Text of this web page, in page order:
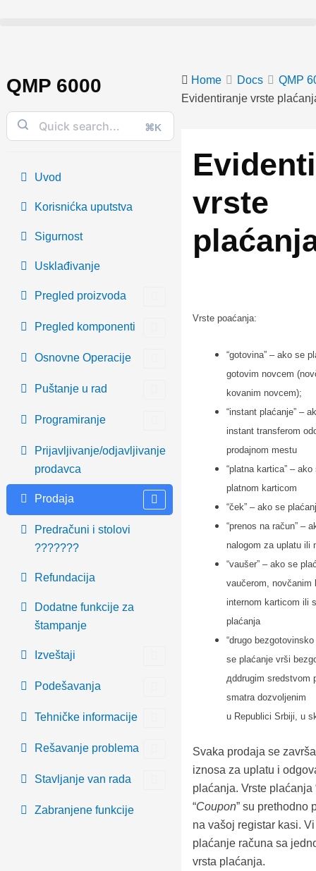
QMP 6000
⌘K
Uvod
Korisnićka uputstva
Sigurnost
Usklađivanje
Pregled proizvoda
Pregled komponenti
Osnovne Operacije
Puštanje u rad
Programiranje
Prijavljivanje/odjavljivanje
prodavca
Prodaja
Predračuni i stolovi
???????
Refundacija
Dodatne funkcije za
štampanje
Izveštaji
Podešavanja
Tehničke informacije
Rešavanje problema
Stavljanje van rada
Zabranjene funkcije
Home Docs
QMP
Evidentiranje vrste
vrste
Vrste poaćanja:
“gotovina” – ako se
gotovim novcem
kovanim novcem);
“instant plaćanje” –
instant transferom
prodajnom mestu
“platna kartica” –
platnom karticom
“ček” – ako se
“prenos na račun” –
nalogom za uplatu ili
“vaušer” – ako se
vaučerom, novčanim
internom karticom ili
plaćanja
“drugo
se plaćanje vrši
дddrugim sredstvom
smatra dozvoljenim
u Republici Srbiji, u
Svaka prodaja se
iznosa za uplatu i
plaćanja. Vrste plaćanja
“Coupon” su prethodno
na vašoj registar kasi.
plaćanje računa sa
vrsta plaćanja.
navigation